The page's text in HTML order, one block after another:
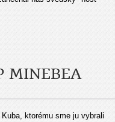
MINEBEA
ktorému sme ju vybrali